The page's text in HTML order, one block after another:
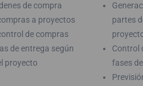
de compra
a proyectos
de compras
de entrega según
proyecto
partes
Control
fases